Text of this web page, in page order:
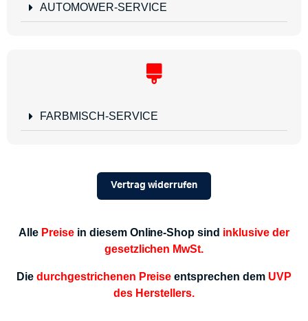
AUTOMOWER-SERVICE
FARBMISCH-SERVICE
Vertrag widerrufen
Alle Preisein diesem Online-Shop sind inklusive der
gesetzlichen MwSt.
Diedurchgestrichenen Preise entsprechen dem UVP
des Herstellers.